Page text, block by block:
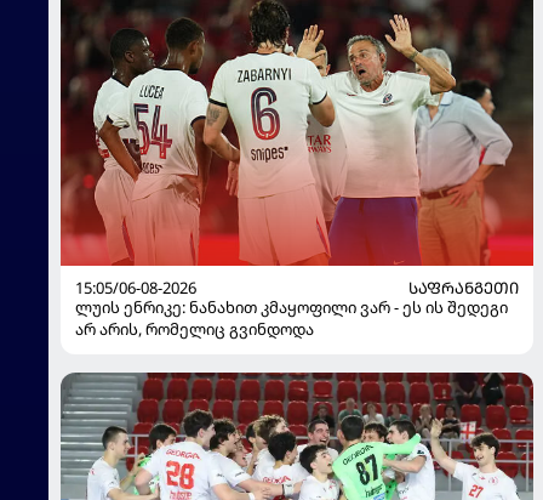
15:05/06-08-2026
ᲡᲐᲤᲠᲐᲜᲒᲔᲗᲘ
ლუის ენრიკე: ნანახით კმაყოფილი ვარ - ეს ის შედეგი
არ არის, რომელიც გვინდოდა